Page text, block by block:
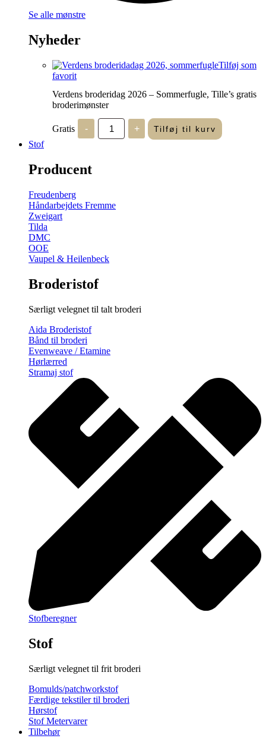
Se alle mønstre
Nyheder
Tilføj som
favorit
Verdens broderidag 2026 – Sommerfugle, Tille’s gratis
broderimønster
Gratis -
Verdens
broderidag
2026
+ Tilføj til kurv
Stof
Producent
Freudenberg
Håndarbejdets Fremme
Zweigart
Tilda
DMC
OOE
Vaupel & Heilenbeck
Broderistof
Særligt velegnet til talt broderi
Aida Broderistof
Bånd til broderi
Evenweave / Etamine
Hørlærred
Stramaj stof
Stofberegner
Stof
Særligt velegnet til frit broderi
Bomulds/patchworkstof
Færdige tekstiler til broderi
Hørstof
Stof Metervarer
Tilbehør